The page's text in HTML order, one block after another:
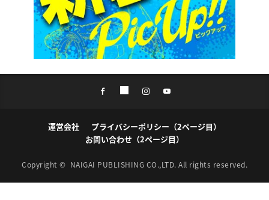
運営会社
プライバシーポリシー（2ページ目）
お問い合わせ（2ページ目）
Copyright © NAIGAI PUBLISHING CO.,LTD. All rights reserved.